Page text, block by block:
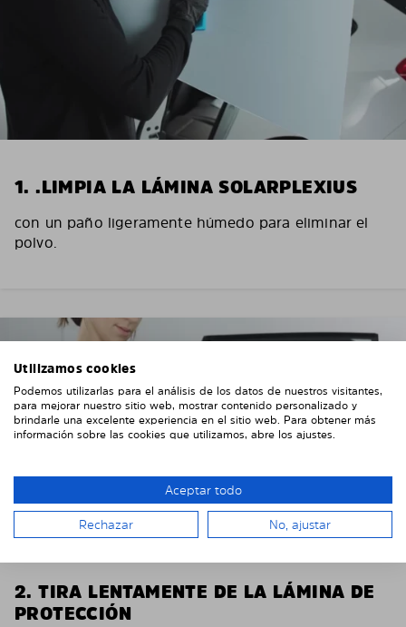
1. .LIMPIA LA LÁMINA SOLARPLEXIUS
con un paño ligeramente húmedo para eliminar el
polvo.
2. TIRA LENTAMENTE DE LA LÁMINA DE
PROTECCIÓN
Utilizamos cookies
Podemos utilizarlas para el análisis de los datos de nuestros visitantes,
para mejorar nuestro sitio web, mostrar contenido personalizado y
brindarle una excelente experiencia en el sitio web. Para obtener más
información sobre las cookies que utilizamos, abre los ajustes.
Aceptar todo
Rechazar No, ajustar